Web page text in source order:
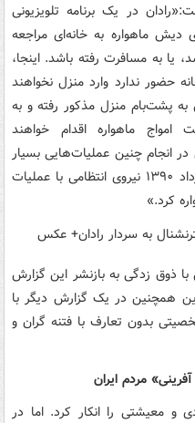
در یک برنامه تلویزیونی
ماهواره به خانه‌ای مراجعه
به مسافرت رفته باشد. اینجا،
حضور ندارد وارد منزل نخواهند
پشت‌بام منزل مذکور رفته و به
ماهواره اقدام خواهند
در انجام چنین عملیات‌هایی بسیار
توانمند است.پس از این صحبت‌ها، مرداد ۱۳۹۰ نیروی انتظامی با عملیات
کرد.»
با ذوق زدگی به بازنشر این گزارش
همچنین در یک گزارش دیگر با
بدون تعارف با فتنه گران و
مردم ایران
و معیشتی را انکار کرد. اما در